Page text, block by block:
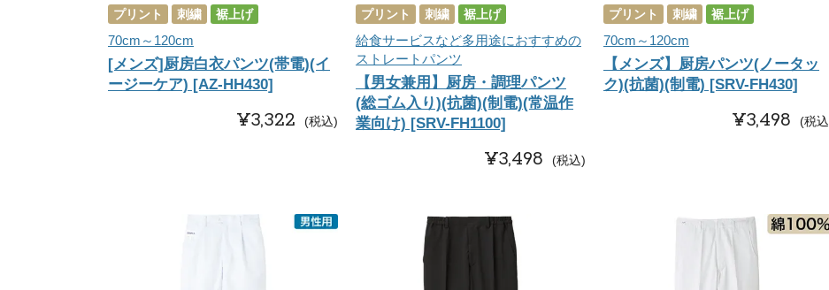
プリント 刺繍 裾上げ
70cm～120cm
[メンズ]厨房白衣パンツ(帯電)(イ
ージーケア) [AZ-HH430]
¥3,322 税込
プリント 刺繍 裾上げ
給食サービスなど多用途におすすめの
ストレートパンツ
【男女兼用】厨房・調理パンツ
(総ゴム入り)(抗菌)(制電)(常温作
業向け) [SRV-FH1100]
¥3,498 税込
プリント 刺繍 裾上げ
70cm～120cm
【メンズ】厨房パンツ(ノータッ
ク)(抗菌)(制電) [SRV-FH430]
¥3,498 税込